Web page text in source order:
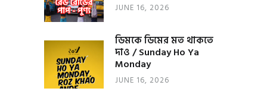
JUNE 16, 2026
ডিমকে ডিমের মত থাকতে
দাও / Sunday Ho Ya
Monday
JUNE 16, 2026